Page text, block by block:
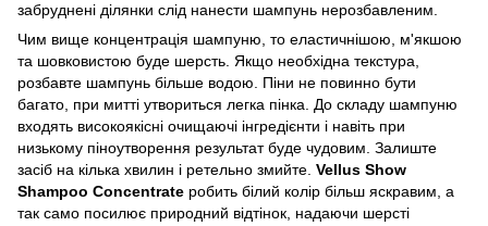
забруднені ділянки слід нанести шампунь нерозбавленим.
Чим вище концентрація шампуню, то еластичнішою, м'якшою
та шовковистою буде шерсть. Якщо необхідна текстура,
розбавте шампунь більше водою. Піни не повинно бути
багато, при митті утвориться легка пінка. До складу шампуню
входять високоякісні очищаючі інгредієнти і навіть при
низькому піноутворення результат буде чудовим. Залиште
засіб на кілька хвилин і ретельно змийте. Vellus Show
Shampoo Concentrate робить білий колір більш яскравим, а
так само посилює природний відтінок, надаючи шерсті